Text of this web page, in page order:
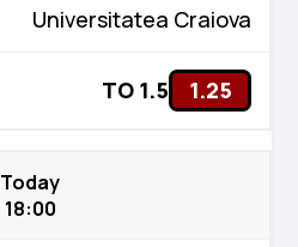
Universitatea Craiova
TO 1.5 1.25
Today
18:00